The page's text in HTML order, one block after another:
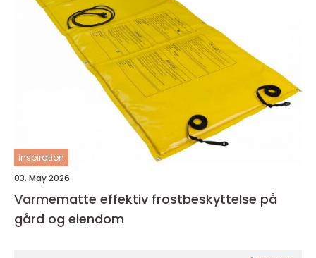
inspiration
03. May 2026
Varmematte effektiv frostbeskyttelse på
gård og eiendom